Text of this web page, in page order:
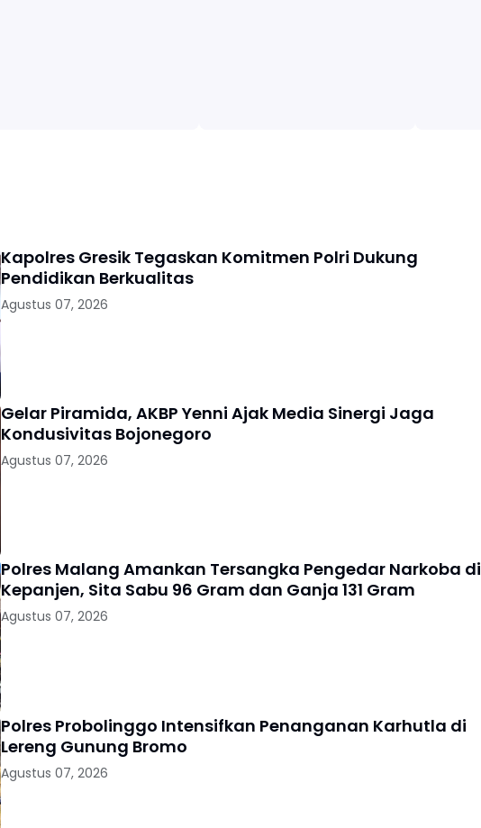
Kapolres Gresik Tegaskan Komitmen Polri Dukung
Pendidikan Berkualitas
Agustus 07, 2026
Gelar Piramida, AKBP Yenni Ajak Media Sinergi Jaga
Kondusivitas Bojonegoro
Agustus 07, 2026
Polres Malang Amankan Tersangka Pengedar Narkoba di
Kepanjen, Sita Sabu 96 Gram dan Ganja 131 Gram
Agustus 07, 2026
Polres Probolinggo Intensifkan Penanganan Karhutla di
Lereng Gunung Bromo
Agustus 07, 2026